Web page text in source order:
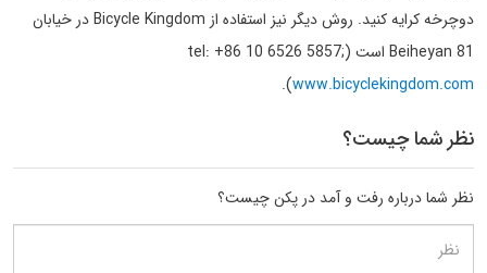
دوچرخه کرایه کنید. روش دیگر نیز استفاده از Bicycle Kingdom در خیابان
81 Beiheyan است (tel: +86 10 6526 5857;
www.bicyclekingdom.com
).
نظر شما چیست؟
نظر شما درباره رفت و آمد در پکن چیست؟